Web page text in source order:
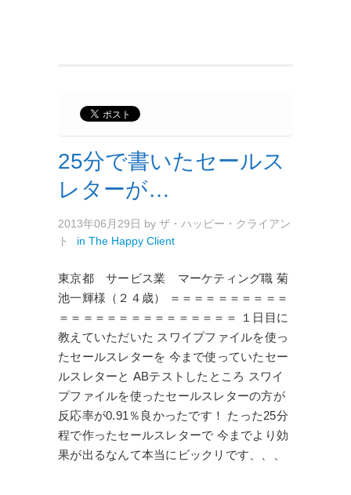
25分で書いたセールス
レターが…
2013年06月29日 by ザ・ハッピー・クライアン
ト
in The Happy Client
東京都 サービス業 マーケティング職 菊
池一輝様（２４歳） ＝＝＝＝＝＝＝＝＝＝
＝＝＝＝＝＝＝＝＝＝＝＝＝＝＝ １日目に
教えていただいた スワイプファイルを使っ
たセールスレターを 今まで使っていたセー
ルスレターと ABテストしたところ スワイ
プファイルを使ったセールスレターの方が
反応率が0.91％良かったです！ たった25分
程で作ったセールスレターで 今までより効
果が出るなんて本当にビックリです、、、